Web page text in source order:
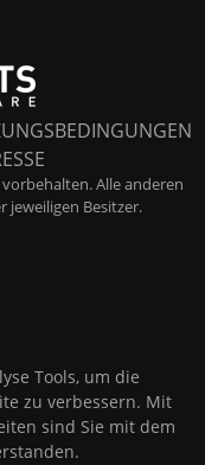
Alle anderen
jeweiligen Besitzer.
Tools, um die
zu verbessern. Mit
sind Sie mit dem